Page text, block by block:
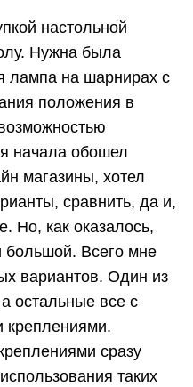
настольной
Нужна была
лампа на шарнирах с
положения в
начала обошел
магазины, хотел
сравнить, да и,
Но, как оказалось,
большой. Всего мне
вариантов. Один из
остальные все с
сразу
таких